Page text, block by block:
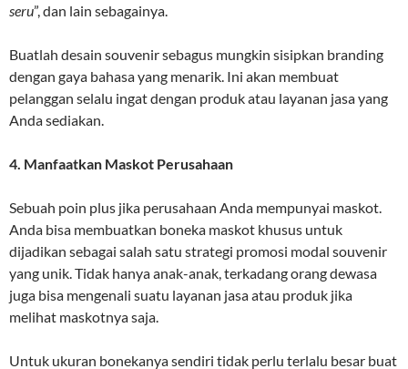
seru”, dan lain sebagainya.
Buatlah desain souvenir sebagus mungkin sisipkan branding
dengan gaya bahasa yang menarik. Ini akan membuat
pelanggan selalu ingat dengan produk atau layanan jasa yang
Anda sediakan.
4. Manfaatkan Maskot Perusahaan
Sebuah poin plus jika perusahaan Anda mempunyai maskot.
Anda bisa membuatkan boneka maskot khusus untuk
dijadikan sebagai salah satu strategi promosi modal souvenir
yang unik. Tidak hanya anak-anak, terkadang orang dewasa
juga bisa mengenali suatu layanan jasa atau produk jika
melihat maskotnya saja.
Untuk ukuran bonekanya sendiri tidak perlu terlalu besar buat